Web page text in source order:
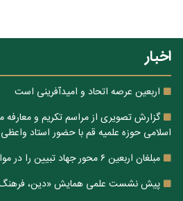
اخبار
اربعین عرصه اتحاد و امیدآفرینی است
گزارش تصویری از مراسم تکریم و معارفه
اسلامی حوزه علمیه قم با حضور استاد واعظی
مبلغان اربعین ۶ محور جهاد تبیین را در مواجهه با زائران دنبال کنند
پیش نشست علمی همایش «دین، فرهنگ و